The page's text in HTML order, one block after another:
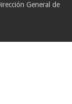
General de